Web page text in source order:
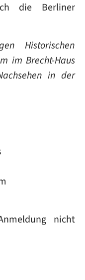
die Berliner
Historischen
im Brecht-Haus
in der
nicht